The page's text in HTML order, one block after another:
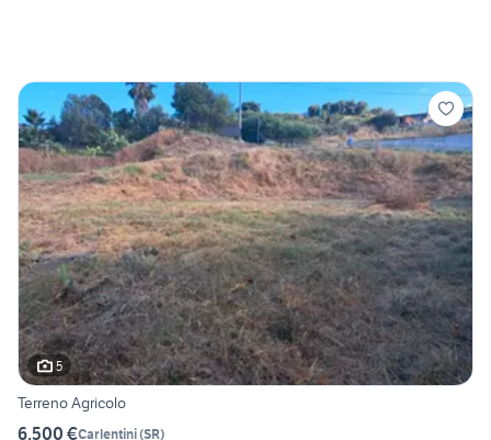
5
Terreno Agricolo
6.500 €Carlentini(SR)